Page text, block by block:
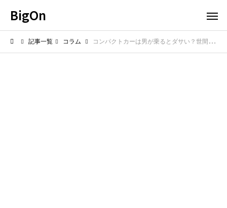
BigOn
記事一覧 コラム コンパクトカーは男が乗るとダサい？世間の評判とおしゃれに乗りこなすコツ